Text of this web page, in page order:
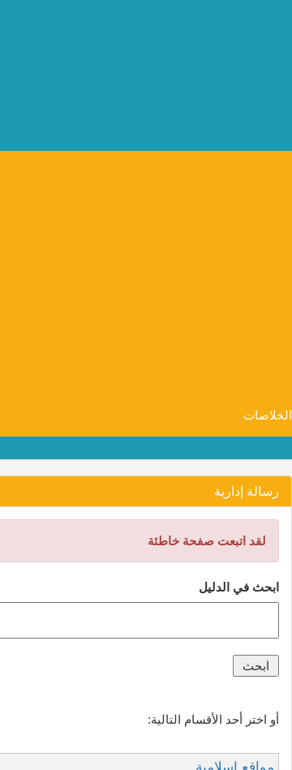
الخلاصات
رسالة إدارية
لقد اتبعت صفحة خاطئة
ابحث في الدليل
أو اختر أحد الأقسام التالية: